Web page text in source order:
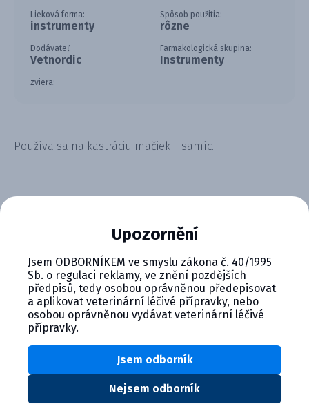
Lieková forma:
instrumenty
Spôsob použitia:
rôzne
Dodávateľ
Vetnordic
Farmakologická skupina:
Instrumenty
zviera:
Používa sa na kastráciu mačiek – samíc.
CYMEDICA PLUS: VERNOSŤ, KTORÁ
SA VYPLÁCA
Zapojte sa do vernostného programu Cymedica
Plus a získajte ďalšie bonusy pre svoju
veterinárnu prax, vzdelávanie a pohodu.
Výhody členstva v Cymedica Plus:
Exkluzívne produkty a služby
Jedinečné bonusy
Špeciálne podujatia, semináre, konferencie,
Upozornění
Jsem ODBORNÍKEM ve smyslu zákona č. 40/1995
Sb. o regulaci reklamy, ve znění pozdějších
předpisů, tedy osobou oprávněnou předepisovat
a aplikovat veterinární léčivé přípravky, nebo
osobou oprávněnou vydávat veterinární léčivé
přípravky.
Nejsem odborník
Jsem odborník